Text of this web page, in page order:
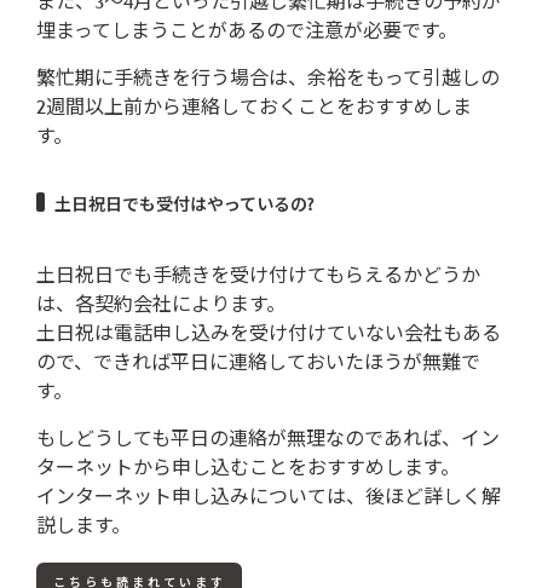
埋まってしまうことがあるので注意が必要です。
繁忙期に手続きを行う場合は、余裕をもって引越しの
2週間以上前から連絡しておくことをおすすめしま
す。
土日祝日でも受付はやっているの?
土日祝日でも手続きを受け付けてもらえるかどうか
は、各契約会社によります。
土日祝は電話申し込みを受け付けていない会社もある
ので、できれば平日に連絡しておいたほうが無難で
す。
もしどうしても平日の連絡が無理なのであれば、イン
ターネットから申し込むことをおすすめします。
インターネット申し込みについては、後ほど詳しく解
説します。
こちらも読まれています